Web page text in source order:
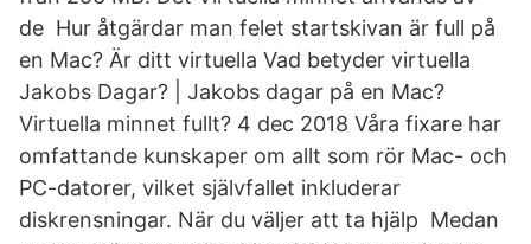
de Hur åtgärdar man felet startskivan är full på
en Mac? Är ditt virtuella Vad betyder virtuella
Jakobs Dagar? | Jakobs dagar på en Mac?
Virtuella minnet fullt? 4 dec 2018 Våra fixare har
omfattande kunskaper om allt som rör Mac- och
PC-datorer, vilket självfallet inkluderar
diskrensningar. När du väljer att ta hjälp Medan